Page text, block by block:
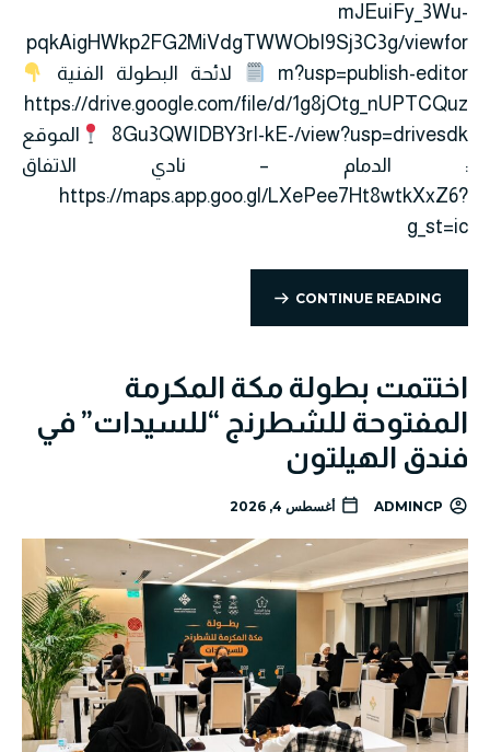
mJEuiFy_3Wu-
pqkAigHWkp2FG2MiVdgTWWObI9Sj3C3g/viewfor
m?usp=publish-editor ‏
لائحة البطولة الفنية
https://drive.google.com/file/d/1g8jOtg_nUPTCQuz
8Gu3QWIDBY3rI-kE-/view?usp=drivesdk ‏
الموقع
: ‏الدمام – نادي الاتفاق
https://maps.app.goo.gl/LXePee7Ht8wtkXxZ6?
g_st=ic
CONTINUE READING
اختتمت بطولة مكة المكرمة
المفتوحة للشطرنج “للسيدات” في
فندق الهيلتون
ADMINCP أغسطس 4, 2026